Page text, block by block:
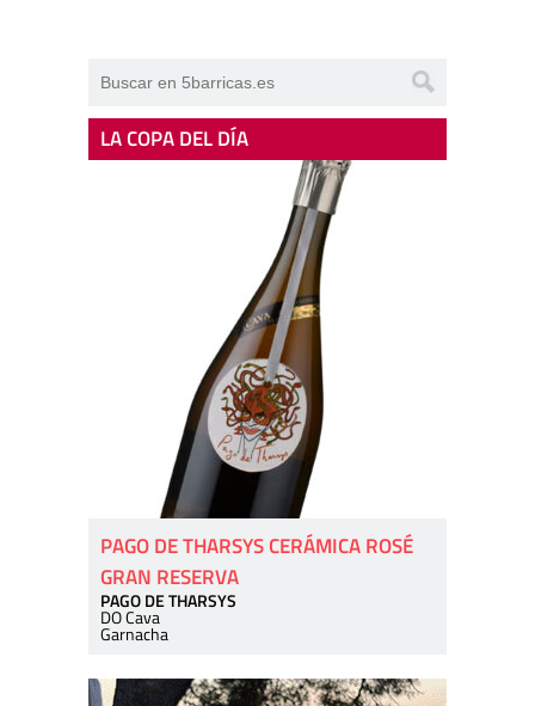
LA COPA DEL DÍA
PAGO DE THARSYS CERÁMICA ROSÉ
GRAN RESERVA
PAGO DE THARSYS
DO Cava
Garnacha